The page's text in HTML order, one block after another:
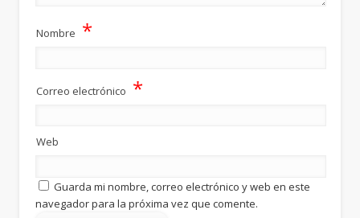
Nombre *
Correo electrónico *
Web
Guarda mi nombre, correo electrónico y web en este
navegador para la próxima vez que comente.